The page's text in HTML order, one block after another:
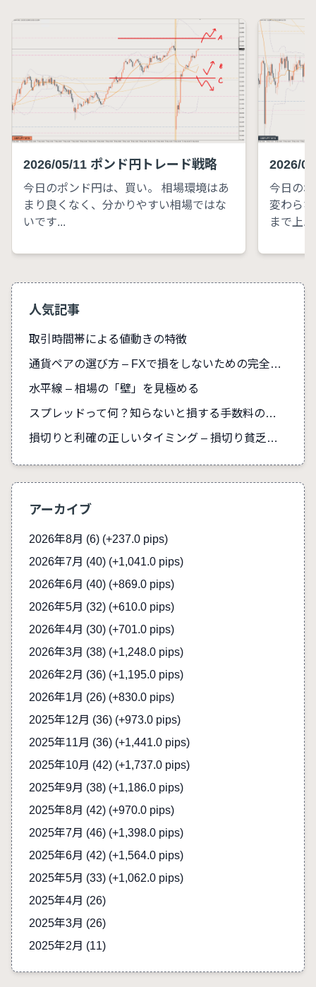
2026/05/11 ポンド円トレード戦略
今日のポンド円は、買い。 相場環境はあ
まり良くなく、分かりやすい相場ではな
いです...
2026/
今日の
変わら
まで上...
人気記事
取引時間帯による値動きの特徴
通貨ペアの選び方 – FXで損をしないための完全ガイド
水平線 – 相場の「壁」を見極める
スプレッドって何？知らないと損する手数料の真実
損切りと利確の正しいタイミング – 損切り貧乏を防ぐ
アーカイブ
2026年8月 (6) (+237.0 pips)
2026年7月 (40) (+1,041.0 pips)
2026年6月 (40) (+869.0 pips)
2026年5月 (32) (+610.0 pips)
2026年4月 (30) (+701.0 pips)
2026年3月 (38) (+1,248.0 pips)
2026年2月 (36) (+1,195.0 pips)
2026年1月 (26) (+830.0 pips)
2025年12月 (36) (+973.0 pips)
2025年11月 (36) (+1,441.0 pips)
2025年10月 (42) (+1,737.0 pips)
2025年9月 (38) (+1,186.0 pips)
2025年8月 (42) (+970.0 pips)
2025年7月 (46) (+1,398.0 pips)
2025年6月 (42) (+1,564.0 pips)
2025年5月 (33) (+1,062.0 pips)
2025年4月 (26)
2025年3月 (26)
2025年2月 (11)